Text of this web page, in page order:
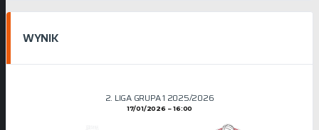
WYNIK
2. LIGA GRUPA 1 2025/2026
17/01/2026 16:00